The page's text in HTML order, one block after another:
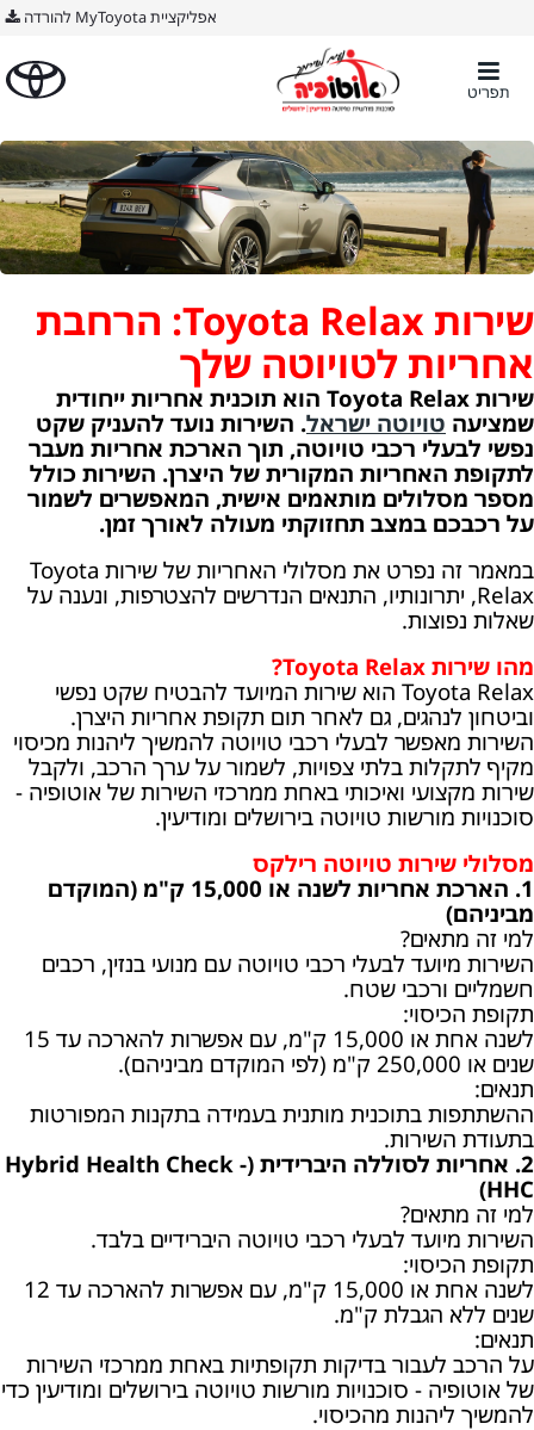
אפליקציית MyToyota להורדה
תפריט
שירות Toyota Relax: הרחבת
אחריות לטויוטה שלך
שירות Toyota Relax הוא תוכנית אחריות ייחודית
שמציעה טויוטה ישראל. השירות נועד להעניק שקט
נפשי לבעלי רכבי טויוטה, תוך הארכת אחריות מעבר
לתקופת האחריות המקורית של היצרן. השירות כולל
מספר מסלולים מותאמים אישית, המאפשרים לשמור
על רכבכם במצב תחזוקתי מעולה לאורך זמן.
במאמר זה נפרט את מסלולי האחריות של שירות Toyota
Relax, יתרונותיו, התנאים הנדרשים להצטרפות, ונענה על
שאלות נפוצות.
מהו שירות Toyota Relax?
Toyota Relax הוא שירות המיועד להבטיח שקט נפשי
וביטחון לנהגים, גם לאחר תום תקופת אחריות היצרן.
השירות מאפשר לבעלי רכבי טויוטה להמשיך ליהנות מכיסוי
מקיף לתקלות בלתי צפויות, לשמור על ערך הרכב, ולקבל
שירות מקצועי ואיכותי באחת ממרכזי השירות של אוטופיה -
סוכנויות מורשות טויוטה בירושלים ומודיעין.
מסלולי שירות טויוטה רילקס
1. הארכת אחריות לשנה או 15,000 ק"מ (המוקדם
מביניהם)
למי זה מתאים?
השירות מיועד לבעלי רכבי טויוטה עם מנועי בנזין, רכבים
חשמליים ורכבי שטח.
תקופת הכיסוי:
לשנה אחת או 15,000 ק"מ, עם אפשרות להארכה עד 15
שנים או 250,000 ק"מ (לפי המוקדם מביניהם).
תנאים:
ההשתתפות בתוכנית מותנית בעמידה בתקנות המפורטות
בתעודת השירות.
2. אחריות לסוללה היברידית (Hybrid Health Check -
HHC)
למי זה מתאים?
השירות מיועד לבעלי רכבי טויוטה היברידיים בלבד.
תקופת הכיסוי:
לשנה אחת או 15,000 ק"מ, עם אפשרות להארכה עד 12
שנים ללא הגבלת ק"מ.
תנאים:
על הרכב לעבור בדיקות תקופתיות באחת ממרכזי השירות
של אוטופיה - סוכנויות מורשות טויוטה בירושלים ומודיעין כדי
להמשיך ליהנות מהכיסוי.